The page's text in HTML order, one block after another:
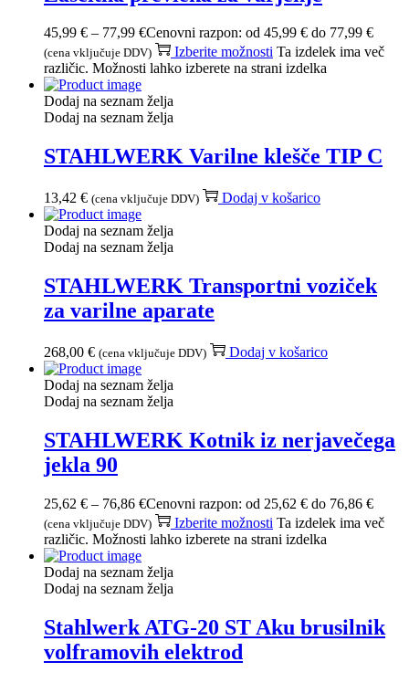
45,99 € – 77,99 €Cenovni razpon: od 45,99 € do 77,99 €
(cena vključuje DDV) Izberite možnosti Ta izdelek ima več
različic. Možnosti lahko izberete na strani izdelka
Dodaj na seznam želja
Dodaj na seznam želja
STAHLWERK Varilne klešče TIP C
13,42 € (cena vključuje DDV) Dodaj v košarico
Dodaj na seznam želja
Dodaj na seznam želja
STAHLWERK Transportni voziček
za varilne aparate
268,00 € (cena vključuje DDV) Dodaj v košarico
Dodaj na seznam želja
Dodaj na seznam želja
STAHLWERK Kotnik iz nerjavečega
jekla 90
25,62 € – 76,86 €Cenovni razpon: od 25,62 € do 76,86 €
(cena vključuje DDV) Izberite možnosti Ta izdelek ima več
različic. Možnosti lahko izberete na strani izdelka
Dodaj na seznam želja
Dodaj na seznam želja
Stahlwerk ATG-20 ST Aku brusilnik
volframovih elektrod